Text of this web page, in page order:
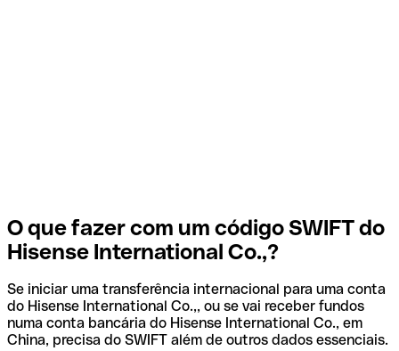
O que fazer com um código SWIFT do
Hisense International Co.,?
Se iniciar uma transferência internacional para uma conta
do Hisense International Co.,, ou se vai receber fundos
numa conta bancária do Hisense International Co., em
China, precisa do SWIFT além de outros dados essenciais.